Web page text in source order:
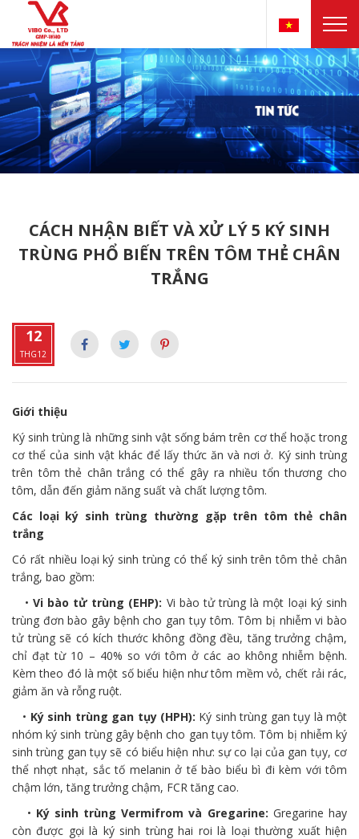
CÁCH NHẬN BIẾT VÀ XỬ LÝ 5 KÝ SINH
TRÙNG PHỔ BIẾN TRÊN TÔM THẺ CHÂN
TRẮNG
12
THG12
Giới thiệu
Ký sinh trùng là những sinh vật sống bám trên cơ thể hoặc trong
cơ thể của sinh vật khác để lấy thức ăn và nơi ở. Ký sinh trùng
trên tôm thẻ chân trắng có thể gây ra nhiều tổn thương cho
tôm, dẫn đến giảm năng suất và chất lượng tôm.
Các loại ký sinh trùng thường gặp trên tôm thẻ chân
trắng
Có rất nhiều loại ký sinh trùng có thể ký sinh trên tôm thẻ chân
trắng, bao gồm:
• Vi bào tử trùng (EHP): Vi bào tử trùng là một loại ký sinh
trùng đơn bào gây bệnh cho gan tụy tôm. Tôm bị nhiễm vi bào
tử trùng sẽ có kích thước không đồng đều, tăng trưởng chậm,
chỉ đạt từ 10 – 40% so với tôm ở các ao không nhiễm bệnh.
Kèm theo đó là một số biểu hiện như tôm mềm vỏ, chết rải rác,
giảm ăn và rỗng ruột.
• Ký sinh trùng gan tụy (HPH): Ký sinh trùng gan tụy là một
nhóm ký sinh trùng gây bệnh cho gan tụy tôm. Tôm bị nhiễm ký
sinh trùng gan tụy sẽ có biểu hiện như: sự co lại của gan tụy, cơ
thể nhợt nhạt, sắc tố melanin ở tế bào biểu bì đi kèm với tôm
chậm lớn, tăng trưởng chậm, FCR tăng cao.
• Ký sinh trùng Vermifrom và Gregarine: Gregarine hay
còn được gọi là ký sinh trùng hai roi là loại thường xuất hiện